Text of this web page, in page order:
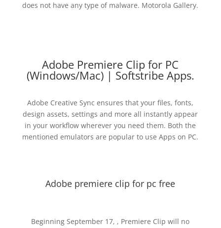
does not have any type of malware. Motorola Gallery.
Adobe Premiere Clip for PC
(Windows/Mac) | Softstribe Apps.
Adobe Creative Sync ensures that your files, fonts,
design assets, settings and more all instantly appear
in your workflow wherever you need them. Both the
mentioned emulators are popular to use Apps on PC.
Adobe premiere clip for pc free
Beginning September 17, , Premiere Clip will no